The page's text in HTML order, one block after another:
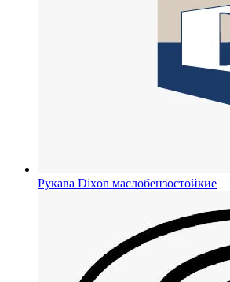
Рукава Dixon маслобензостойкие